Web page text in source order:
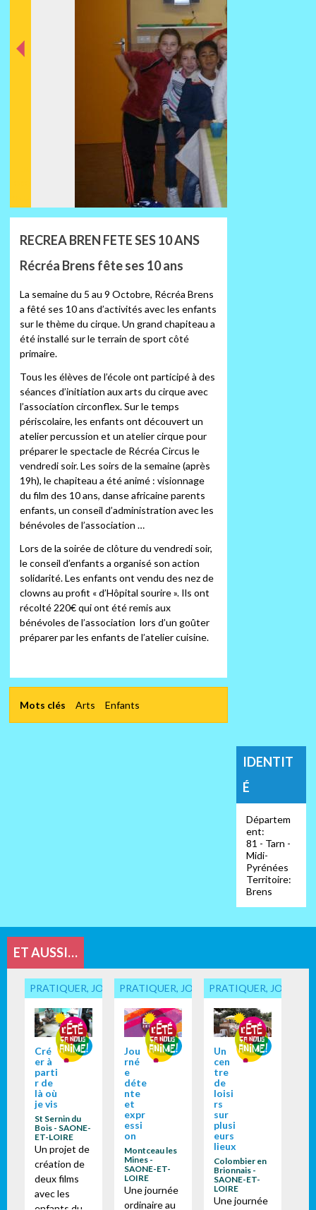
RECREA BREN FETE SES 10 ANS
Récréa Brens fête ses 10 ans
La semaine du 5 au 9 Octobre, Récréa Brens
a fêté ses 10 ans d’activités avec les enfants
sur le thème du cirque. Un grand chapiteau a
été installé sur le terrain de sport côté
primaire.
Tous les élèves de l’école ont participé à des
séances d’initiation aux arts du cirque avec
l’association circonflex. Sur le temps
périscolaire, les enfants ont découvert un
atelier percussion et un atelier cirque pour
préparer le spectacle de Récréa Circus le
vendredi soir. Les soirs de la semaine (après
19h), le chapiteau a été animé : visionnage
du film des 10 ans, danse africaine parents
enfants, un conseil d’administration avec les
bénévoles de l’association …
Lors de la soirée de clôture du vendredi soir,
le conseil d’enfants a organisé son action
solidarité. Les enfants ont vendu des nez de
clowns au profit « d’Hôpital sourire ». Ils ont
récolté 220€ qui ont été remis aux
bénévoles de l’association lors d’un goûter
préparer par les enfants de l’atelier cuisine.
Mots clés Arts Enfants
IDENTIT
É
Départem
ent:
81 - Tarn -
Midi-
Pyrénées
Territoire:
Brens
ET AUSSI…
PRATIQUER, JOUER... ENSEMBLE
Cré
er à
parti
r de
là où
je vis
St Sernin du
Bois - SAONE-
ET-LOIRE
Un projet de
création de
deux films
avec les
PRATIQUER, JOUER... ENSEMBLE
Jou
rné
e
déte
nte
et
expr
essi
on
Montceau les
Mines -
SAONE-ET-
LOIRE
Une journée
ordinaire au
PRATIQUER, JOUER...
Un
cen
tre
de
loisi
rs
sur
plusi
eurs
lieux
Colombier en
Brionnais -
SAONE-ET-
LOIRE
Une journée